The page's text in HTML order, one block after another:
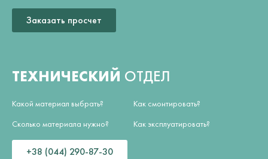
Заказать просчет
ТЕХНИЧЕСКИЙ ОТДЕЛ
Какой материал выбрать?
Сколько материала нужно?
Как смонтировать?
Как эксплуатировать?
+38 (044) 290-87-30